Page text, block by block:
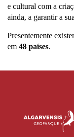
e cultural com a
ainda, a garantir a
Presentemente
em 48 países.